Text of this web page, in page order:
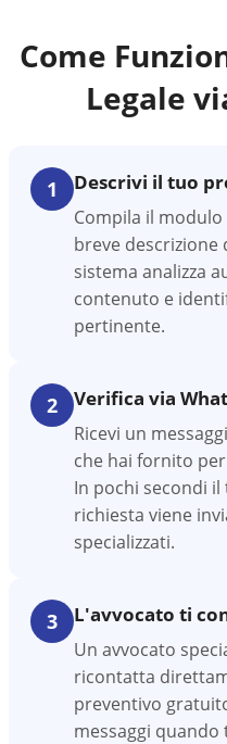
Come
Legale
1 Descrivi il tuo
Compila il
breve descrizione
sistema analizza
contenuto e
pertinente.
2 Verifica via
Ricevi un
che hai fornito
In pochi secondi
richiesta viene
specializzati.
3 L'avvocato ti
Un avvocato
ricontatta
preventivo
messaggi